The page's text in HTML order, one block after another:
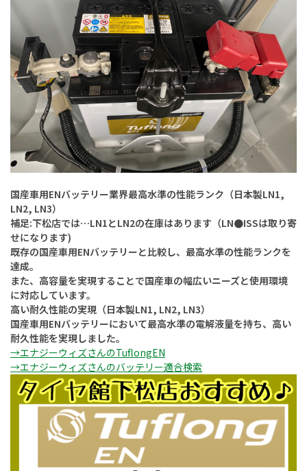
国産車用ENバッテリー業界最高水準の性能ランク（日本製LN1,
LN2, LN3）
補足:下松店では…LN1とLN2の在庫はあります（LN●ISSは取り寄
せになります)
既存の国産車用ENバッテリーと比較し、最高水準の性能ランクを
達成。
また、高容量を実現することで国産車の幅広いニーズと使用環境
に対応しています。
高い耐久性能の実現（日本製LN1, LN2, LN3）
国産車用ENバッテリーにおいて最高水準の電解液量を持ち、高い
耐久性能を実現しました。
→エナジーウィズさんのTuflongEN
→エナジーウィズさんのバッテリー適合検索